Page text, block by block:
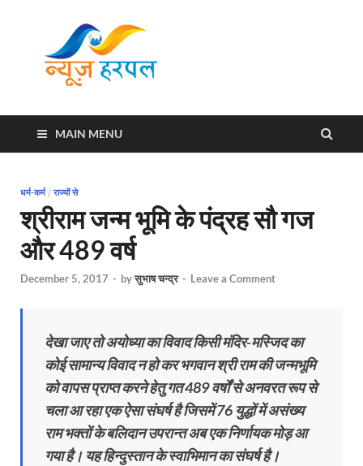
MAIN MENU
धर्म-कर्म/ राज्यों से
श्रीराम जन्म भूमि के पंद्रह सौ गज
और 489 वर्ष
December 5, 2017 - byसुभाष चन्द्र - Leave a Comment
देखा जाए तो अयोध्या का विवाद किसी मंदिर-मस्जिद का
कोई सामान्य विवाद न हो कर भगवान श्री राम की जन्मभूमि
को वापस प्राप्त करने हेतु गत 489 वर्षों से अनवरत रूप से
चला आ रहा एक ऐसा संघर्ष है जिसमें 76 युद्धों में असंख्य
राम भक्तों के बलिदान उपरान्त अब एक निर्णायक मोड़ आ
गया है। यह हिन्दुस्तान के स्वाभिमान का संघर्ष है।